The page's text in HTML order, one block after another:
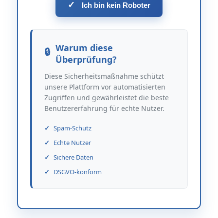
✓ Ich bin kein Roboter
Warum diese
Überprüfung?
Diese Sicherheitsmaßnahme schützt
unsere Plattform vor automatisierten
Zugriffen und gewährleistet die beste
Benutzererfahrung für echte Nutzer.
Spam-Schutz
Echte Nutzer
Sichere Daten
DSGVO-konform